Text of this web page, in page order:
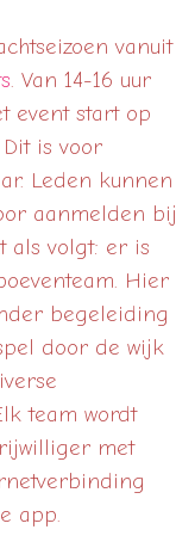
vanuit
. Van 14-16 uur
event start op
is voor
Leden kunnen
aanmelden bij
als volgt: er is
Hier
begeleiding
door de wijk
team wordt
met
app.